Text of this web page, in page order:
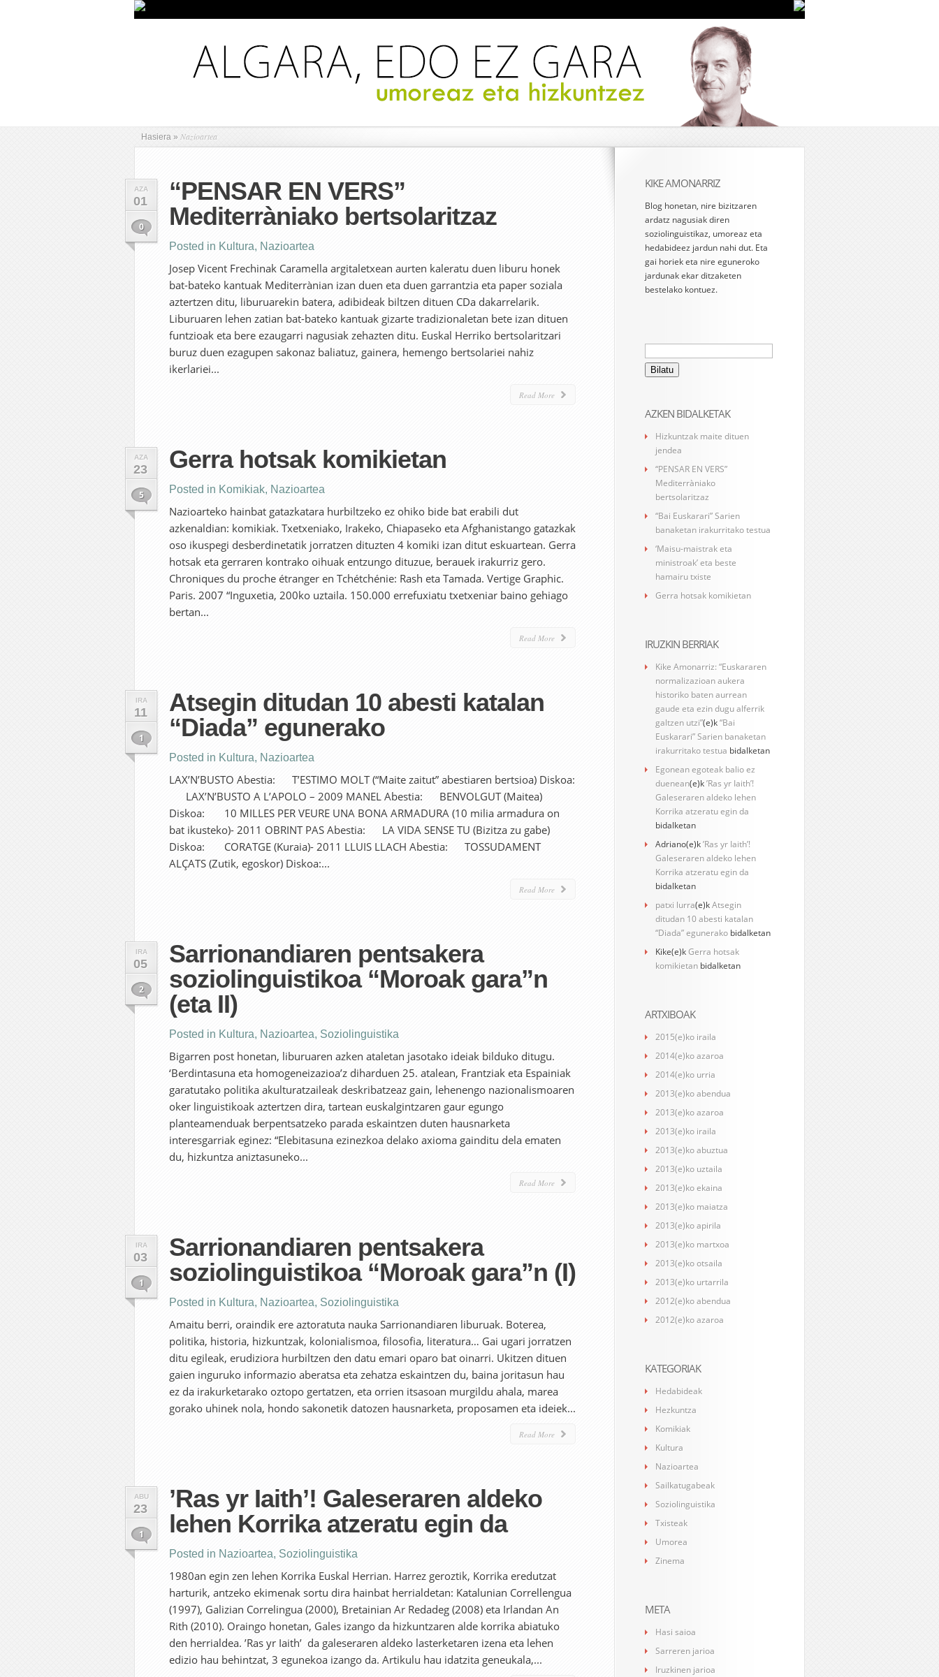
Hasiera » Nazioartea
AZA
01
0
“PENSAR EN VERS”
Mediterràniako bertsolaritzaz
Posted in Kultura, Nazioartea
Josep Vicent Frechinak Caramella argitaletxean aurten kaleratu duen liburu honek
bat-bateko kantuak Mediterrànian izan duen eta duen garrantzia eta paper soziala
aztertzen ditu, liburuarekin batera, adibideak biltzen dituen CDa dakarrelarik.
Liburuaren lehen zatian bat-bateko kantuak gizarte tradizionaletan bete izan dituen
funtzioak eta bere ezaugarri nagusiak zehazten ditu. Euskal Herriko bertsolaritzari
buruz duen ezagupen sakonaz baliatuz, gainera, hemengo bertsolariei nahiz
ikerlariei...
Read More
AZA
23
5
Gerra hotsak komikietan
Posted in Komikiak, Nazioartea
Nazioarteko hainbat gatazkatara hurbiltzeko ez ohiko bide bat erabili dut
azkenaldian: komikiak. Txetxeniako, Irakeko, Chiapaseko eta Afghanistango gatazkak
oso ikuspegi desberdinetatik jorratzen dituzten 4 komiki izan ditut eskuartean. Gerra
hotsak eta gerraren kontrako oihuak entzungo dituzue, berauek irakurriz gero.
Chroniques du proche étranger en Tchétchénie: Rash eta Tamada. Vertige Graphic.
Paris. 2007 “Inguxetia, 200ko uztaila. 150.000 errefuxiatu txetxeniar baino gehiago
bertan...
Read More
IRA
11
1
Atsegin ditudan 10 abesti katalan
“Diada” egunerako
Posted in Kultura, Nazioartea
LAX’N’BUSTO Abestia: T’ESTIMO MOLT (“Maite zaitut” abestiaren bertsioa) Diskoa:
LAX’N’BUSTO A L’APOLO – 2009 MANEL Abestia: BENVOLGUT (Maitea)
Diskoa: 10 MILLES PER VEURE UNA BONA ARMADURA (10 milia armadura on
bat ikusteko)- 2011 OBRINT PAS Abestia: LA VIDA SENSE TU (Bizitza zu gabe)
Diskoa: CORATGE (Kuraia)- 2011 LLUIS LLACH Abestia: TOSSUDAMENT
ALÇATS (Zutik, egoskor) Diskoa:...
Read More
IRA
05
2
Sarrionandiaren pentsakera
soziolinguistikoa “Moroak gara”n
(eta II)
Posted in Kultura, Nazioartea, Soziolinguistika
Bigarren post honetan, liburuaren azken ataletan jasotako ideiak bilduko ditugu.
‘Berdintasuna eta homogeneizazioa’z diharduen 25. atalean, Frantziak eta Espainiak
garatutako politika akulturatzaileak deskribatzeaz gain, lehenengo nazionalismoaren
oker linguistikoak aztertzen dira, tartean euskalgintzaren gaur egungo
planteamenduak berpentsatzeko parada eskaintzen duten hausnarketa
interesgarriak eginez: “Elebitasuna ezinezkoa delako axioma gainditu dela ematen
du, hizkuntza aniztasuneko...
Read More
IRA
03
1
Sarrionandiaren pentsakera
soziolinguistikoa “Moroak gara”n (I)
Posted in Kultura, Nazioartea, Soziolinguistika
Amaitu berri, oraindik ere aztoratuta nauka Sarrionandiaren liburuak. Boterea,
politika, historia, hizkuntzak, kolonialismoa, filosofia, literatura… Gai ugari jorratzen
ditu egileak, erudiziora hurbiltzen den datu emari oparo bat oinarri. Ukitzen dituen
gaien inguruko informazio aberatsa eta zehatza eskaintzen du, baina joritasun hau
ez da irakurketarako oztopo gertatzen, eta orrien itsasoan murgildu ahala, marea
gorako uhinek nola, hondo sakonetik datozen hausnarketa, proposamen eta ideiek...
Read More
ABU
23
1
’Ras yr Iaith’! Galeseraren aldeko
lehen Korrika atzeratu egin da
Posted in Nazioartea, Soziolinguistika
1980an egin zen lehen Korrika Euskal Herrian. Harrez geroztik, Korrika eredutzat
harturik, antzeko ekimenak sortu dira hainbat herrialdetan: Katalunian Correllengua
(1997), Galizian Correlingua (2000), Bretainian Ar Redadeg (2008) eta Irlandan An
Rith (2010). Oraingo honetan, Gales izango da hizkuntzaren alde korrika abiatuko
den herrialdea. ’Ras yr Iaith’ da galeseraren aldeko lasterketaren izena eta lehen
edizio hau behintzat, 3 egunekoa izango da. Artikulu hau idatzita geneukala,...
KIKE AMONARRIZ
Blog honetan, nire bizitzaren
ardatz nagusiak diren
soziolinguistikaz, umoreaz eta
hedabideez jardun nahi dut. Eta
gai horiek eta nire eguneroko
jardunak ekar ditzaketen
bestelako kontuez.
Bilatu:
AZKEN BIDALKETAK
Hizkuntzak maite dituen
jendea
“PENSAR EN VERS”
Mediterràniako
bertsolaritzaz
“Bai Euskarari” Sarien
banaketan irakurritako testua
‘Maisu-maistrak eta
ministroak’ eta beste
hamairu txiste
Gerra hotsak komikietan
IRUZKIN BERRIAK
Kike Amonarriz: “Euskararen
normalizazioan aukera
historiko baten aurrean
gaude eta ezin dugu alferrik
galtzen utzi”(e)k“Bai
Euskarari” Sarien banaketan
irakurritako testua bidalketan
Egonean egoteak balio ez
duenean(e)k’Ras yr Iaith’!
Galeseraren aldeko lehen
Korrika atzeratu egin da
bidalketan
Adriano(e)k’Ras yr Iaith’!
Galeseraren aldeko lehen
Korrika atzeratu egin da
bidalketan
patxi lurra(e)kAtsegin
ditudan 10 abesti katalan
“Diada” egunerako bidalketan
Kike(e)kGerra hotsak
komikietan bidalketan
ARTXIBOAK
2015(e)ko iraila
2014(e)ko azaroa
2014(e)ko urria
2013(e)ko abendua
2013(e)ko azaroa
2013(e)ko iraila
2013(e)ko abuztua
2013(e)ko uztaila
2013(e)ko ekaina
2013(e)ko maiatza
2013(e)ko apirila
2013(e)ko martxoa
2013(e)ko otsaila
2013(e)ko urtarrila
2012(e)ko abendua
2012(e)ko azaroa
KATEGORIAK
Hedabideak
Hezkuntza
Komikiak
Kultura
Nazioartea
Sailkatugabeak
Soziolinguistika
Txisteak
Umorea
Zinema
META
Hasi saioa
Sarreren jarioa
Iruzkinen jarioa